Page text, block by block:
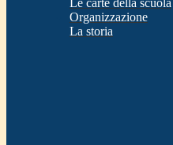
Le carte della scuola
Organizzazione
La storia